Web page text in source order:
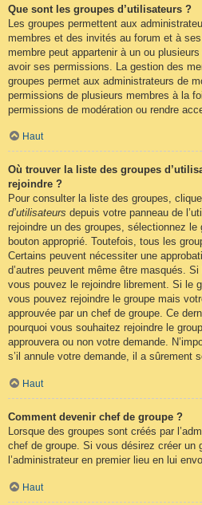
Que sont les groupes d’utilisateurs ?
Les groupes permettent aux
membres et des invités au forum et à
membre peut appartenir à un ou
avoir ses permissions. La gestion des
groupes permet aux administrateurs de
permissions de plusieurs membres à la
permissions de modération ou rendre
Haut
Où trouver la liste des groupes
rejoindre ?
Pour consulter la liste des groupes,
d’utilisateurs depuis votre panneau de
rejoindre un des groupes, sélectionnez
bouton approprié. Toutefois, tous les
Certains peuvent nécessiter une
d’autres peuvent même être masqués.
vous pouvez le rejoindre librement. Si le
vous pouvez rejoindre le groupe mais
approuvée par un chef de groupe. Ce
pourquoi vous souhaitez rejoindre le
approuvera ou non votre demande.
s’il annule votre demande, il a sûrement
Haut
Comment devenir chef de groupe ?
Lorsque des groupes sont créés par
chef de groupe. Si vous désirez créer un
l’administrateur en premier lieu en lui
Haut